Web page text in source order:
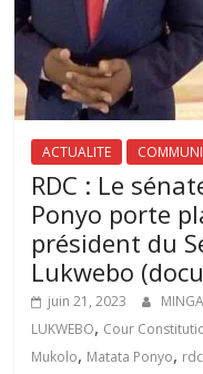
ACTUALITE
RDC : Le
Ponyo porte
président du
Lukwebo
juin 21, 2023
LUKWEBO, Cour
Mukolo, Matata Ponyo, rdc